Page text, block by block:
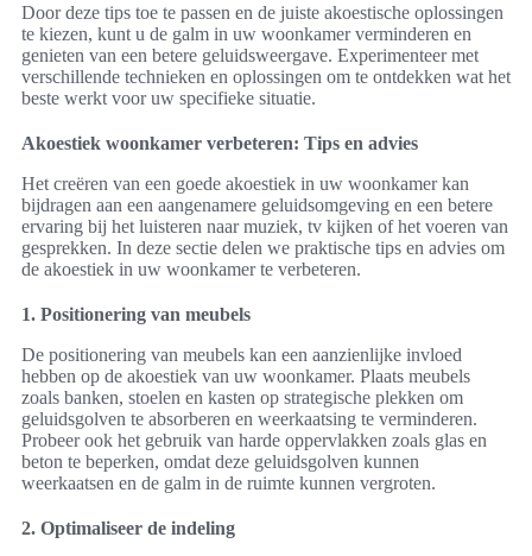
Door deze tips toe te passen en de juiste akoestische oplossingen
te kiezen, kunt u de galm in uw woonkamer verminderen en
genieten van een betere geluidsweergave. Experimenteer met
verschillende technieken en oplossingen om te ontdekken wat het
beste werkt voor uw specifieke situatie.
Akoestiek woonkamer verbeteren: Tips en advies
Het creëren van een goede akoestiek in uw woonkamer kan
bijdragen aan een aangenamere geluidsomgeving en een betere
ervaring bij het luisteren naar muziek, tv kijken of het voeren van
gesprekken. In deze sectie delen we praktische tips en advies om
de akoestiek in uw woonkamer te verbeteren.
1. Positionering van meubels
De positionering van meubels kan een aanzienlijke invloed
hebben op de akoestiek van uw woonkamer. Plaats meubels
zoals banken, stoelen en kasten op strategische plekken om
geluidsgolven te absorberen en weerkaatsing te verminderen.
Probeer ook het gebruik van harde oppervlakken zoals glas en
beton te beperken, omdat deze geluidsgolven kunnen
weerkaatsen en de galm in de ruimte kunnen vergroten.
2. Optimaliseer de indeling